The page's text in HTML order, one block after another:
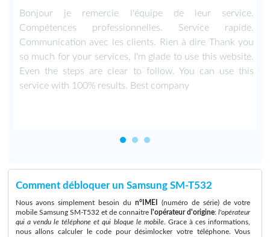
Bonjour je remercie l'équipe de leur service.
Compétences professionnelles. Service rapide.
Communication avec les clients. Rien à dire Thank you
so much for your services, I'm glade to use this website.
Even the steps are clear to follow. You can use this
service with 100% results. Best company
Comment débloquer un Samsung SM-T532
Nous avons simplement besoin du n°IMEI
(numéro de série) de votre
mobile Samsung SM-T532 et de connaitre l'opérateur d'origine:l'opérateur
qui a vendu le téléphone et qui bloque le mobile. Grace à ces informations,
nous allons calculer le code pour désimlocker votre téléphone. Vous